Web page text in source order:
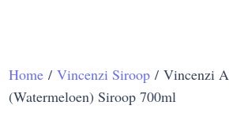
Home /Vincenzi Siroop / Vincenzi
(Watermeloen) Siroop 700ml